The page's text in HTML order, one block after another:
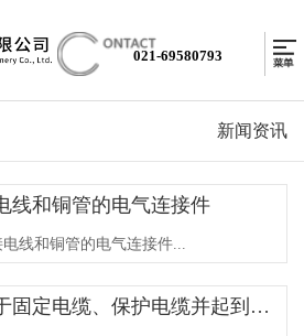
021-69580793
新闻资讯
线和铜管的电气连接件
线和铜管的电气连接件...
尼龙电缆固定头用于固定电缆、保护电缆并起到密封作用的连接件